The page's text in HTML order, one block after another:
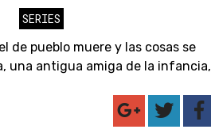
SERIES
de pueblo muere y las cosas se
una antigua amiga de la infancia,